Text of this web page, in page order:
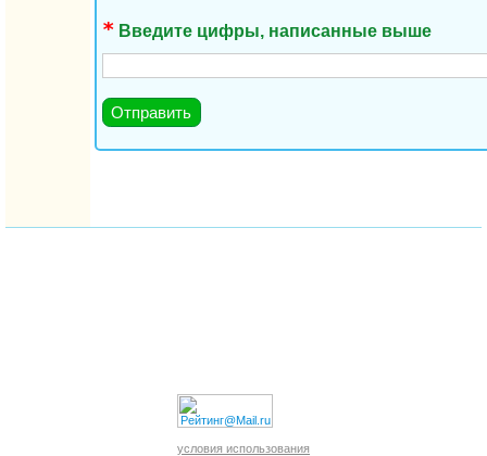
Введите цифры, написанные выше
условия использования